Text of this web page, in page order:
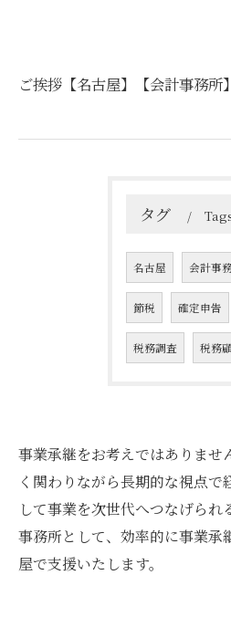
ご挨拶【名古屋】【会計事務所】
タグ
名古屋 会計事
節税 確定申告
税務調査 税務
事業承継をお考えではありませ
く関わりながら長期的な視点
して事業を次世代へつなげら
事務所として、効率的に事業承
屋で支援いたします。